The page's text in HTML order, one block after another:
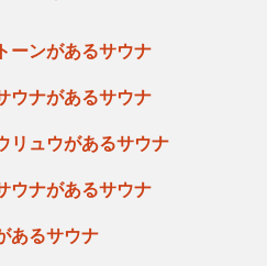
ーンがあるサウナ
ウナがあるサウナ
リュウがあるサウナ
ウナがあるサウナ
あるサウナ